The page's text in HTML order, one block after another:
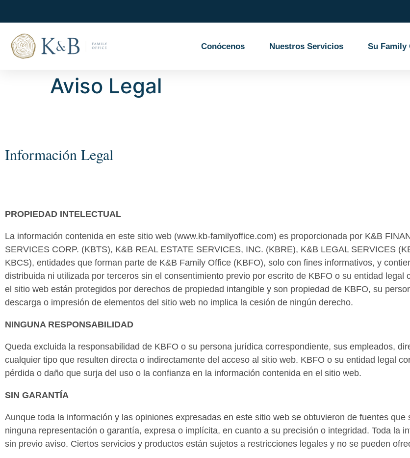
Conócenos Nuestros Servicios Su Family
Aviso Legal
Información Legal
PROPIEDAD INTELECTUAL
La información contenida en este sitio web (www.kb-familyoffice.com) es proporcionada por K&B
SERVICES CORP. (KBTS), K&B REAL ESTATE SERVICES, INC. (KBRE), K&B LEGAL SERVICES
KBCS), entidades que forman parte de K&B Family Office (KBFO), solo con fines informativos, y
distribuida ni utilizada por terceros sin el consentimiento previo por escrito de KBFO o su entidad legal
el sitio web están protegidos por derechos de propiedad intangible y son propiedad de KBFO, su
descarga o impresión de elementos del sitio web no implica la cesión de ningún derecho.
NINGUNA RESPONSABILIDAD
Queda excluida la responsabilidad de KBFO o su persona jurídica correspondiente, sus empleados,
cualquier tipo que resulten directa o indirectamente del acceso al sitio web. KBFO o su entidad legal
pérdida o daño que surja del uso o la confianza en la información contenida en el sitio web.
SIN GARANTÍA
Aunque toda la información y las opiniones expresadas en este sitio web se obtuvieron de fuentes
ninguna representación o garantía, expresa o implícita, en cuanto a su precisión o integridad. Toda la
sin previo aviso. Ciertos servicios y productos están sujetos a restricciones legales y no se pueden